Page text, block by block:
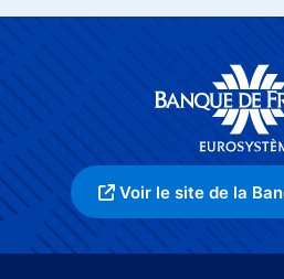
Voir le site de la